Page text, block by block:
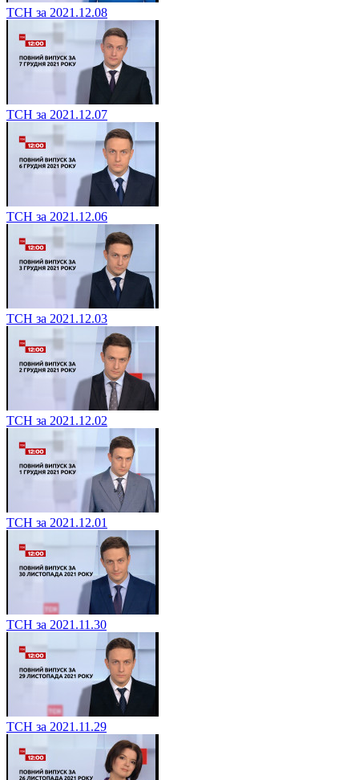
ТСН за 2021.12.08
ТСН за 2021.12.07
ТСН за 2021.12.06
ТСН за 2021.12.03
ТСН за 2021.12.02
ТСН за 2021.12.01
ТСН за 2021.11.30
ТСН за 2021.11.29